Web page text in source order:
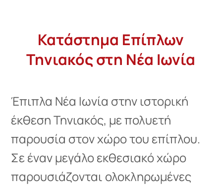
Κατάστημα Επίπλων
Τηνιακός στη Νέα Ιωνία
Έπιπλα Νέα Ιωνία στην ιστορική
έκθεση Τηνιακός, με πολυετή
παρουσία στον χώρο του επίπλου.
Σε έναν μεγάλο εκθεσιακό χώρο
παρουσιάζονται ολοκληρωμένες